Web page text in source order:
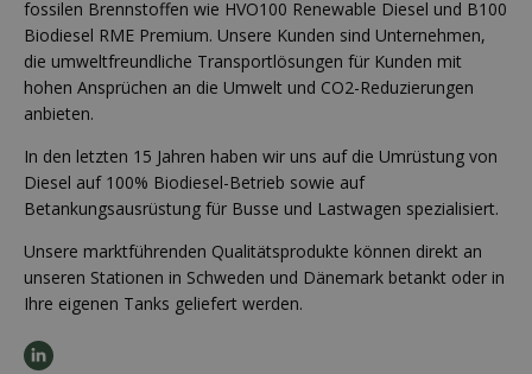
fossilen Brennstoffen wie HVO100 Renewable Diesel und B100
Biodiesel RME Premium. Unsere Kunden sind Unternehmen,
die umweltfreundliche Transportlösungen für Kunden mit
hohen Ansprüchen an die Umwelt und CO2-Reduzierungen
anbieten.
In den letzten 15 Jahren haben wir uns auf die Umrüstung von
Diesel auf 100% Biodiesel-Betrieb sowie auf
Betankungsausrüstung für Busse und Lastwagen spezialisiert.
Unsere marktführenden Qualitätsprodukte können direkt an
unseren Stationen in Schweden und Dänemark betankt oder in
Ihre eigenen Tanks geliefert werden.